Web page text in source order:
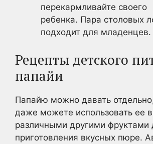
перекармливайте своего
ребенка. Пара столовых
подходит для младенцев.
Рецепты детского
папайи
Папайю можно давать
даже можете использовать ее
различными другими фруктами
приготовления вкусных пюре.